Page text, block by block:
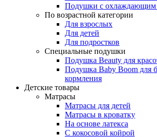
Подушки с охлаждающим
По возрастной категории
Для взрослых
Для детей
Для подростков
Специальные подушки
Подушка Beauty для
Подушка Baby Boom для
кормления
Детские товары
Матрасы
Матрасы для детей
Матрасы в кроватку
На основе латекса
С кокосовой койрой